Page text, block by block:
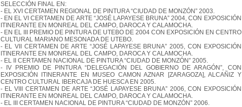
SELECCIÓN FINAL EN:
- EL XVI CERTAMEN REGIONAL DE PINTURA “CIUDAD DE MONZÓN” 2003.
- EN EL VI CERTAMEN DE ARTE “JOSÉ LAPAYESE BRUNA” 2004, CON EXPOSICIÓN
ITINERANTE EN MONREAL DEL CAMPO, DAROCA Y CALAMOCHA.
- EN EL III PREMIO DE PINTURA DE UTEBO DE 2004 CON EXPOSICIÓN EN CENTRO
CULTURAL MARIANO MESONADA DE UTEBO.
- EL VII CERTAMEN DE ARTE “JOSÉ LAPAYESE BRUNA” 2005, CON EXPOSICIÓN
ITINERANTE EN MONREAL DEL CAMPO, DAROCA Y CALAMOCHA.
- EL II CERTAMEN NACIONAL DE PINTURA “CIUDAD DE MONZÓN” 2005.
- IV PREMIO DE PINTURA “DELEGACIÓN DEL GOBIERNO DE ARAGÓN”, CON
EXPOSICIÓN ITINERANTE EN MUSEO CAMON AZNAR [ZARAGOZA], ALCAÑIZ Y
CENTRO CULTURAL IBERCAJA DE HUESCA EN 2005.
- EL VIII CERTAMEN DE ARTE “JOSÉ LAPAYESE BRUNA” 2006, CON EXPOSICIÓN
ITINERANTE EN MONREAL DEL CAMPO, DAROCA Y CALAMOCHA.
- EL III CERTAMEN NACIONAL DE PINTURA “CIUDAD DE MONZÓN” 2006.